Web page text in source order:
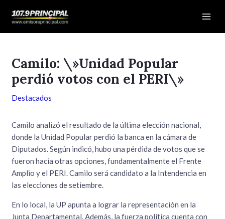
Camilo: \»Unidad Popular
perdió votos con el PERI\»
Destacados
Camilo analizó el resultado de la última elección nacional,
donde la Unidad Popular perdió la banca en la cámara de
Diputados. Según indicó, hubo una pérdida de votos que se
fueron hacia otras opciones, fundamentalmente el Frente
Amplio y el PERI. Camilo será candidato a la Intendencia en
las elecciones de setiembre.
En lo local, la UP apunta a lograr la representación en la
Junta Departamental. Además, la fuerza política cuenta con
de